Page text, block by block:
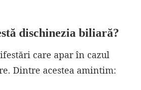
dischinezia biliară?
care apar în cazul
Dintre acestea amintim: